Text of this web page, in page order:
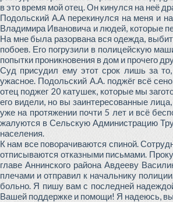
в это время мой отец. Он кинулся на неё
Подольский А.А перекинулся на меня и
Владимира Ивановича и людей, которые
На мне была разорвана вся одежда,
побоев. Его погрузили в полицейскую
попытки проникновения в дом и прочего
Суд присудил ему этот срок лишь за
ужасное. Подольский А.А. поджёг всё
отец поджег 20 катушек, которые мы
его видели, но вы заинтересованные
уже на протяжении почти 5 лет и всё
жалуются в Сельскую Администрацию
населения.
К нам все поворачиваются спиной.
отписываются отказными письмами.
главе Аннинского района Авдееву
плечами и отправил к начальнику
больно. Я пишу вам с последней
Вашей поддержке и помощи! Я надеюсь,